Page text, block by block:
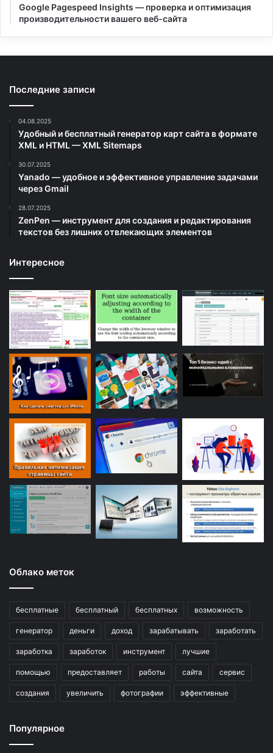
Google Pagespeed Insights — проверка и оптимизация
производительности вашего веб-сайта
Последние записи
04.08.2025
Удобный и бесплатный генератор карт сайта в формате
XML и HTML — XML Sitemaps
30.07.2025
Yanado — удобное и эффективное управление задачами
через Gmail
28.07.2025
ZenPen — инструмент для создания и редактирования
текстов без лишних отвлекающих элементов
Интересное
Облако меток
бесплатные бесплатный бесплатных возможность
генератор деньги доход зарабатывать заработать
заработка заработок инструмент лучшие
помощью предоставляет работы сайта сервис
создания увеличить фотографии эффективные
Популярное